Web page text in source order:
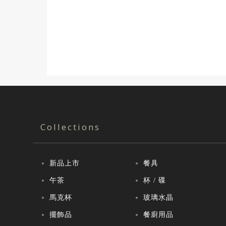
Collections
新品上市 餐具
午茶 杯 / 碟
馬克杯 玻璃水晶
擺飾品 餐廚用品